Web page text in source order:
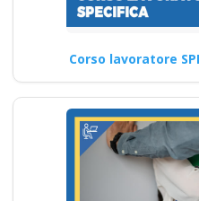
Corso lavoratore